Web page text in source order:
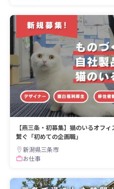
【燕三条・初募集】猫のいるオフ
繋ぐ「初めての企画職」
新潟県三条市
お仕事